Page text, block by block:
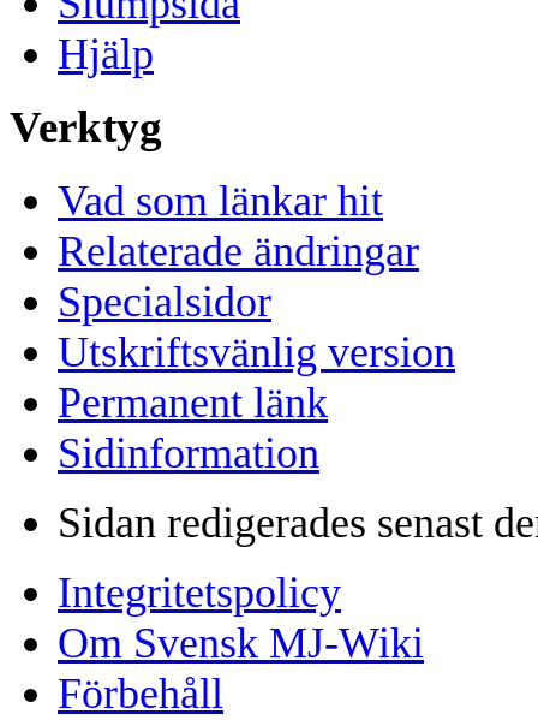
Hjälp
Verktyg
Vad som länkar hit
Relaterade ändringar
Specialsidor
Utskriftsvänlig version
Permanent länk
Sidinformation
Sidan redigerades senast
Integritetspolicy
Om Svensk MJ-Wiki
Förbehåll